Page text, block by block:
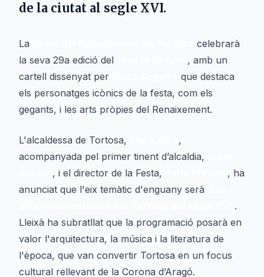
de la ciutat al segle XVI.
La
celebrarà
la seva 29a edició del
, amb un
cartell dissenyat per
que destaca
els personatges icònics de la festa, com els
gegants, i les arts pròpies del Renaixement.
L'alcaldessa de Tortosa,
,
acompanyada pel primer tinent d’alcaldia,
, i el director de la Festa,
, ha
anunciat que l'eix temàtic d'enguany serà
.
Lleixà ha subratllat que la programació posarà en
valor l'arquitectura, la música i la literatura de
l'època, que van convertir Tortosa en un focus
cultural rellevant de la Corona d’Aragó.